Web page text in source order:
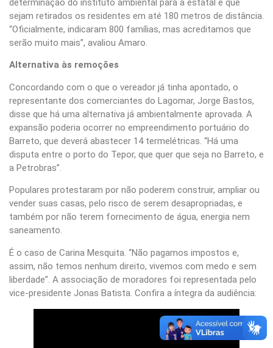
determinação do instituto ambiental para a estatal é que
sejam retirados os residentes em até 180 metros de distância.
“Oficialmente, indicaram 800 famílias, mas acreditamos que
serão muito mais”, avaliou Amaro.
Alternativa às remoções
Concordando com o que o vereador já tinha apontado, o
representante dos comerciantes do Lagomar, Jorge Bastos,
disse que há uma alternativa já ambientalmente aprovada. A
expansão poderia ocorrer no empreendimento portuário do
Barreto, que deverá abastecer 14 termelétricas. “Há uma
disputa entre o porto do Tepor, que quer que seja no Barreto, e
a Petrobras”.
Populares protestaram por não poderem construir, ampliar ou
vender suas casas, pelo risco de serem desapropriadas, e
também por não terem fornecimento de água, energia nem
saneamento.
É o caso de Carina Mesquita. “Não pagamos impostos e,
assim, não temos nenhum direito, vivemos com medo e sem
liberdade”. A associação de moradores foi representada pelo
vice-presidente Jonas Batista. Confira a íntegra da audiência: